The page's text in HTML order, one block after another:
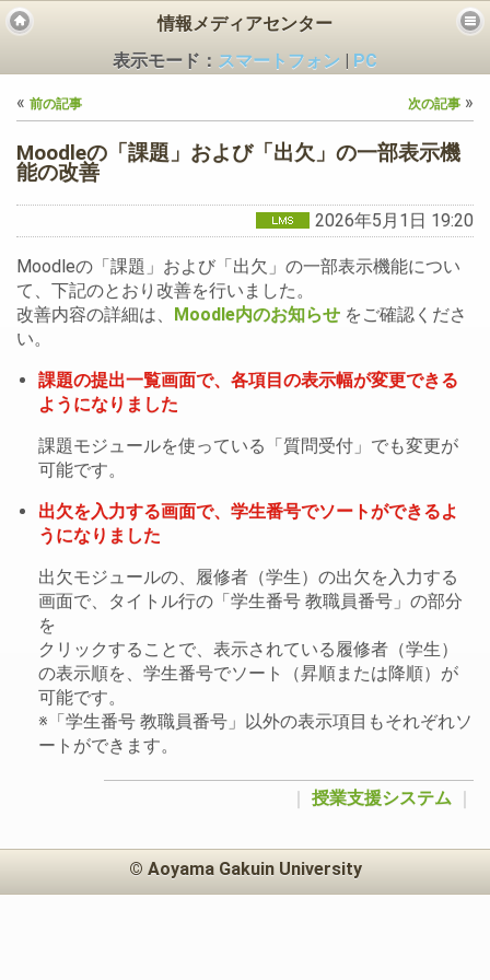
情報メディアセンター
表示モード： スマートフォン
PC
« 前の記事 次の記事 »
Moodleの「課題」および「出欠」の一部表示機
能の改善
2026年5月1日 19:20
Moodleの「課題」および「出欠」の一部表示機能につい
て、下記のとおり改善を行いました。
改善内容の詳細は、
Moodle内のお知らせ をご確認くださ
い。
課題の提出一覧画面で、各項目の表示幅が変更できる
ようになりました
課題モジュールを使っている「質問受付」でも変更が
可能です。
出欠を入力する画面で、学生番号でソートができるよ
うになりました
出欠モジュールの、履修者（学生）の出欠を入力する
画面で、タイトル行の「学生番号 教職員番号」の部分
を
クリックすることで、表示されている履修者（学生）
の表示順を、学生番号でソート（昇順または降順）が
可能です。
※「学生番号 教職員番号」以外の表示項目もそれぞれソ
ートができます。
授業支援システム
© Aoyama Gakuin University